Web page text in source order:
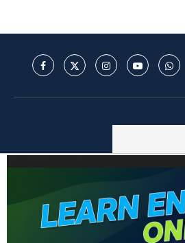
© 2025 - Mantos do Futebol - MDF -